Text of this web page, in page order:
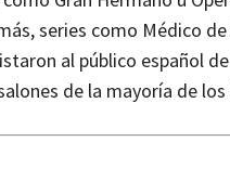
series como Médico
al público español
de la mayoría de